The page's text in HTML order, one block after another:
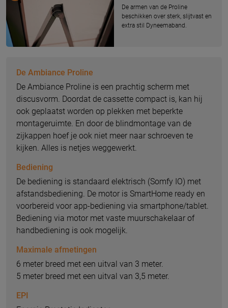
De armen van de Proline
beschikken over sterk, slijtvast en
extra stil Dyneemaband.
De Ambiance Proline
De Ambiance Proline is een prachtig scherm met
discusvorm. Doordat de cassette compact is, kan hij
ook geplaatst worden op plekken met beperkte
montageruimte. En door de blindmontage van de
zijkappen hoef je ook niet meer naar schroeven te
kijken. Alles is netjes weggewerkt.
Bediening
De bediening is standaard elektrisch (Somfy IO) met
afstandsbediening. De motor is SmartHome ready en
voorbereid voor app-bediening via smartphone/tablet.
Bediening via motor met vaste muurschakelaar of
handbediening is ook mogelijk.
Maximale afmetingen
6 meter breed met een uitval van 3 meter.
5 meter breed met een uitval van 3,5 meter.
EPI